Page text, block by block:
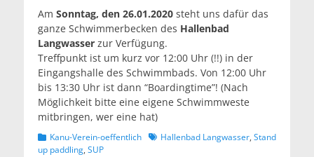
Am Sonntag, den 26.01.2020 steht uns dafür das
ganze Schwimmerbecken des Hallenbad
Langwasser zur Verfügung.
Treffpunkt ist um kurz vor 12:00 Uhr (!!) in der
Eingangshalle des Schwimmbads. Von 12:00 Uhr
bis 13:30 Uhr ist dann “Boardingtime”! (Nach
Möglichkeit bitte eine eigene Schwimmweste
mitbringen, wer eine hat)
Kategorien
Kanu-Verein-oeffentlich Schlagworte
Hallenbad Langwasser, Stand
up paddling, SUP